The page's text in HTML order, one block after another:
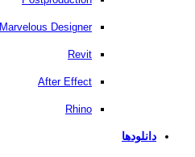
Marvelous Designer
Revit
After Effect
Rhino
دانلودها